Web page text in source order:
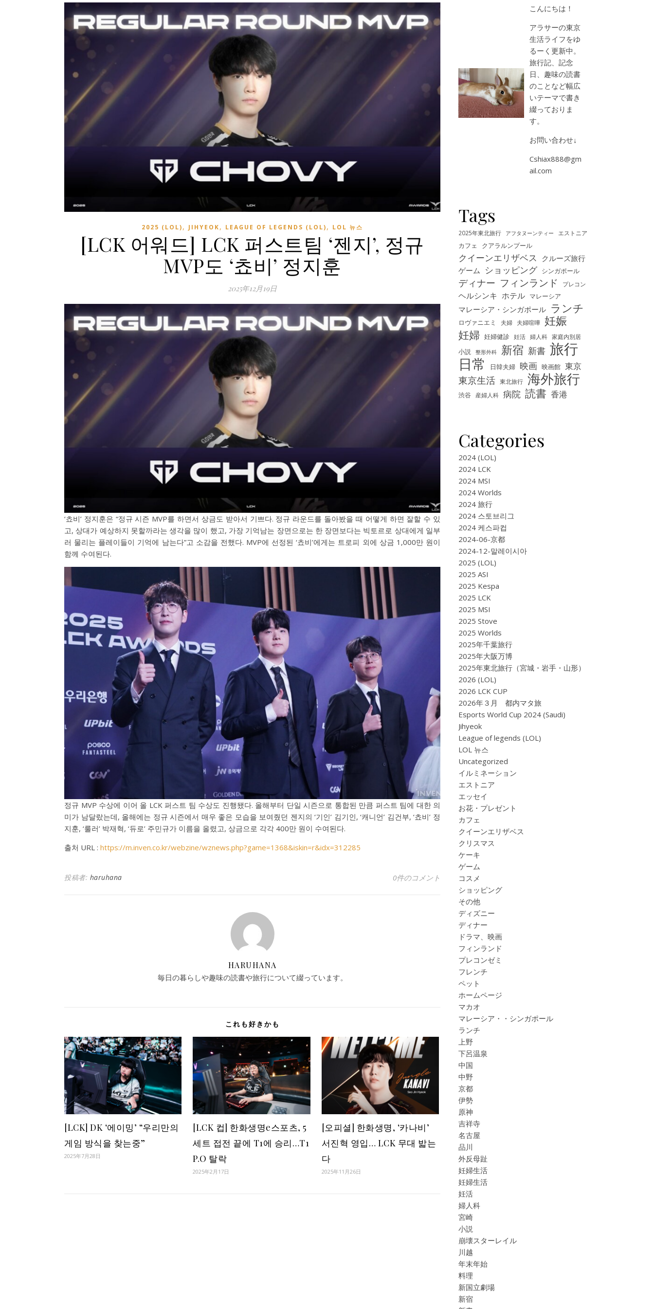
2025 (LOL), JIHYEOK, LEAGUE OF LEGENDS (LOL), LOL 뉴스
[LCK 어워드] LCK 퍼스트팀 ‘젠지’, 정규
MVP도 ‘쵸비’ 정지훈
2025年12月19日
‘쵸비’ 정지훈은 “정규 시즌 MVP를 하면서 상금도 받아서 기쁘다. 정규 라운드를 돌아봤을 때 어떻게 하면 잘할 수 있
고, 상대가 예상하지 못할까라는 생각을 많이 했고, 가장 기억남는 장면으로는 한 장면보다는 빅토르로 상대에게 일부
러 물리는 플레이들이 기억에 남는다”고 소감을 전했다. MVP에 선정된 ‘쵸비’에게는 트로피 외에 상금 1,000만 원이
함께 수여된다.
정규 MVP 수상에 이어 올 LCK 퍼스트 팀 수상도 진행됐다. 올해부터 단일 시즌으로 통합된 만큼 퍼스트 팀에 대한 의
미가 남달랐는데, 올해에는 정규 시즌에서 매우 좋은 모습을 보여줬던 젠지의 ‘기인’ 김기인, ‘캐니언’ 김건부, ‘쵸비’ 정
지훈, ‘룰러’ 박재혁, ‘듀로’ 주민규가 이름을 올렸고, 상금으로 각각 400만 원이 수여된다.
출처 URL : https://m.inven.co.kr/webzine/wznews.php?game=1368&iskin=r&idx=312285
投稿者: haruhana 0件のコメント
HARUHANA
毎日の暮らしや趣味の読書や旅行について綴っています。
これも好きかも
[LCK] DK ‘에이밍’ “우리만의
게임 방식을 찾는중”
2025年7月28日
[LCK 컵] 한화생명e스포츠, 5
세트 접전 끝에 T1에 승리…T1
P.O 탈락
2025年2月17日
[오피셜] 한화생명, ‘카나비’
서진혁 영입… LCK 무대 밟는
다
2025年11月26日
こんにちは！
アラサーの東京
生活ライフをゆ
るーく更新中。
旅行記、記念
日、趣味の読書
のことなど幅広
いテーマで書き
綴っておりま
す。
お問い合わせ↓
Cshiax888@gm
ail.com
Tags
2025年東北旅行 アフタヌーンティー エストニア
カフェ クアラルンプール
クイーンエリザベス
クルーズ旅行
ゲーム ショッピング シンガポール
ディナー フィンランド プレコン
ヘルシンキ ホテル マレーシア
マレーシア・シンガポール ランチ
ロヴァニエミ 夫婦 夫婦喧嘩 妊娠
妊婦 妊婦健診 妊活 婦人科 家庭内別居
小説 整形外科 新宿 新書 旅行
日常 日韓夫婦 映画 映画館 東京
東京生活 東北旅行 海外旅行
渋谷 産婦人科 病院 読書 香港
Categories
2024 (LOL)
2024 LCK
2024 MSI
2024 Worlds
2024 旅行
2024 스토브리그
2024 케스파컵
2024-06-京都
2024-12-말레이시아
2025 (LOL)
2025 ASI
2025 Kespa
2025 LCK
2025 MSI
2025 Stove
2025 Worlds
2025年千葉旅行
2025年大阪万博
2025年東北旅行（宮城・岩手・山形）
2026 (LOL)
2026 LCK CUP
2026年３月 都内マタ旅
Esports World Cup 2024 (Saudi)
Jihyeok
League of legends (LOL)
LOL 뉴스
Uncategorized
イルミネーション
エストニア
エッセイ
お花・プレゼント
カフェ
クイーンエリザベス
クリスマス
ケーキ
ゲーム
コスメ
ショッピング
その他
ディズニー
ディナー
ドラマ、映画
フィンランド
プレコンゼミ
フレンチ
ペット
ホームページ
マカオ
マレーシア・・シンガポール
ランチ
上野
下呂温泉
中国
中野
京都
伊勢
原神
吉祥寺
名古屋
品川
外反母趾
妊婦生活
妊婦生活
妊活
婦人科
宮崎
小説
崩壊スターレイル
川越
年末年始
料理
新国立劇場
新宿